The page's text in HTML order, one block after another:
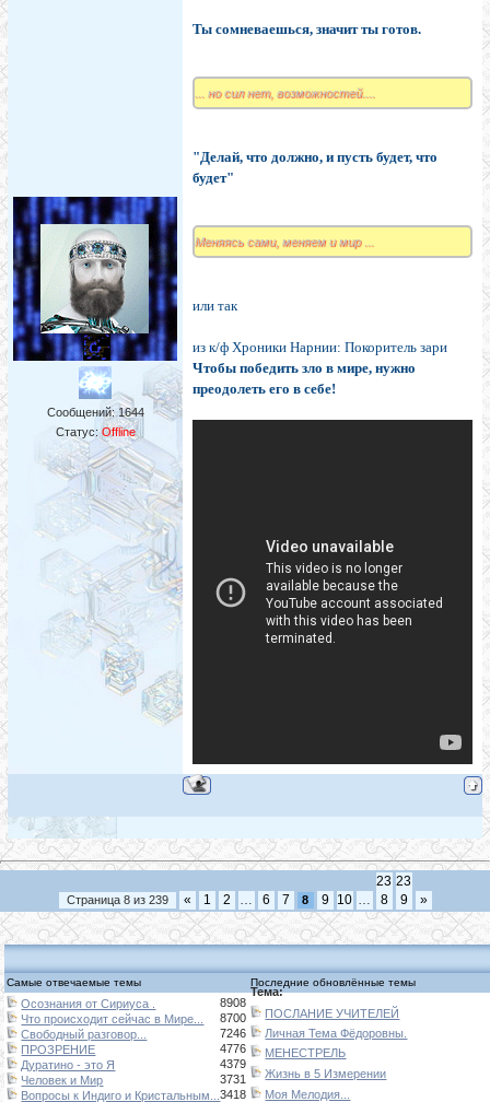
Сообщений: 1644
Статус: Offline
Ты сомневаешься, значит ты готов.
... но сил нет, возможностей....
"Делай, что должно, и пусть будет, что
будет"
Меняясь сами, меняем и мир ...
или так
из к/ф Хроники Нарнии: Покоритель зари
Чтобы победить зло в мире, нужно
преодолеть его в себе!
Страница 8из 239 « 1 2 6 7 8 9 10
23
8
23
9
»
Самые отвечаемые темы Последние обновлённые темы
Осознания от Сириуса .
8908
Что происходит сейчас в Мире...
8700
Свободный разговор...
7246
ПРОЗРЕНИЕ
4776
Дуратино - это Я
4379
Человек и Мир
3731
Вопросы к Индиго и Кристальным...3418
Тема:
ПОСЛАНИЕ УЧИТЕЛЕЙ
Личная Тема Фёдоровны.
МЕНЕСТРЕЛЬ
Жизнь в 5 Измерении
Моя Мелодия...